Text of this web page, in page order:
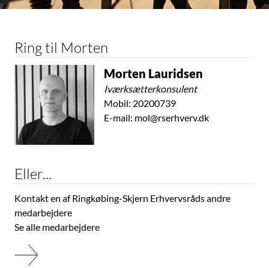
Ring til Morten
Morten Lauridsen
Iværksætterkonsulent
Mobil: 20200739
E-mail: mol@rserhverv.dk
Eller...
Kontakt en af Ringkøbing-Skjern Erhvervsråds andre
medarbejdere
Se alle medarbejdere